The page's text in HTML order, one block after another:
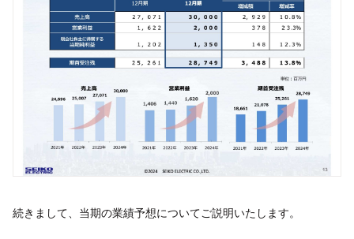
続きまして、当期の業績予想についてご説明いたします。